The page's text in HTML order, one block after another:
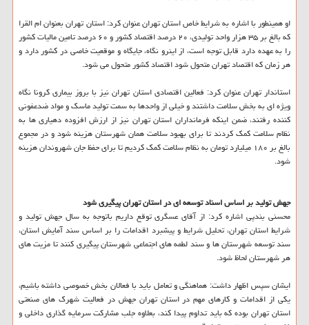
او همینطور با اشاره به شرایط خاص استان تهران عنوان كرد: استان تهران بعنوان ام القرا
كه بالغ بر ۳۵ هزار واحد تولیدی، ۲۰ درصد اقتصاد كشور و ۶۰ درصد تامین مالیات كشور
را به عهده دارد قابل توجه است، از اینرو نگاه، جایگاه و موقعیت خاصی در كشور دارد و
هر زمان كه اقتصاد تهران متحول شود اقتصاد كشور متحول می شود.
استاندار تهران عنوان كرد: فعالین اقتصادی استان تهران نیز با بروز بیماری كرونا نگاه
ویژه ای به بخش سلامت داشتند و خیلی از واحدها به سمت تولید ماسك و مواد ضدعفونی
كننده رفتند، ضمن اینكه فرمانداران استان تهران نیز از ارزش افزوده دهیاری ها به
نظام سلامت كمك كردند تا برای بهبود سلامت همان شهرستان هزینه شود و در مجموع
بالغ بر ۱۸۰ میلیارد تومان به نظام سلامت كمك كردیم تا برای حفظ جان شهروندان هزینه
شود.
جهش تولید بر اساس اسناد توسعه ای در استان تهران پیگیری شود
محسنی بندپی اشاره كرد: از آقای عسگری توقع داریم باتوجه به سال جهش تولید و
شرایط استان تهران، تحلیل شرایط و پیشبرد اقدامات را بر اساس سند آمایش استان،
سند توسعه شهرستان ها و سند لطمه های اجتماعی شهرستان پیگیری كنند تا مزیت های
هر شهرستان لحاظ شود.
ایشان سپس اظهار داشت: هماهنگی و تعامل باید با فعالان بخش خصوصی داشته باشیم،
یكی از اقدامات و كارهای مهم در استان تهران جهش در فعالیت شهرك های صنعتی
استان تهران بوده كه باید تداوم پیدا كند، بعلاوه جلب مشاركت سرمایه گذاری داخلی و